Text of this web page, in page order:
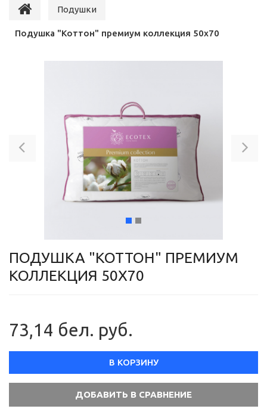
Подушки
Подушка "Коттон" премиум коллекция 50х70
Previous
ПОДУШКА "КОТТОН" ПРЕМИУМ
КОЛЛЕКЦИЯ 50Х70
73,14 бел. руб.
В КОРЗИНУ